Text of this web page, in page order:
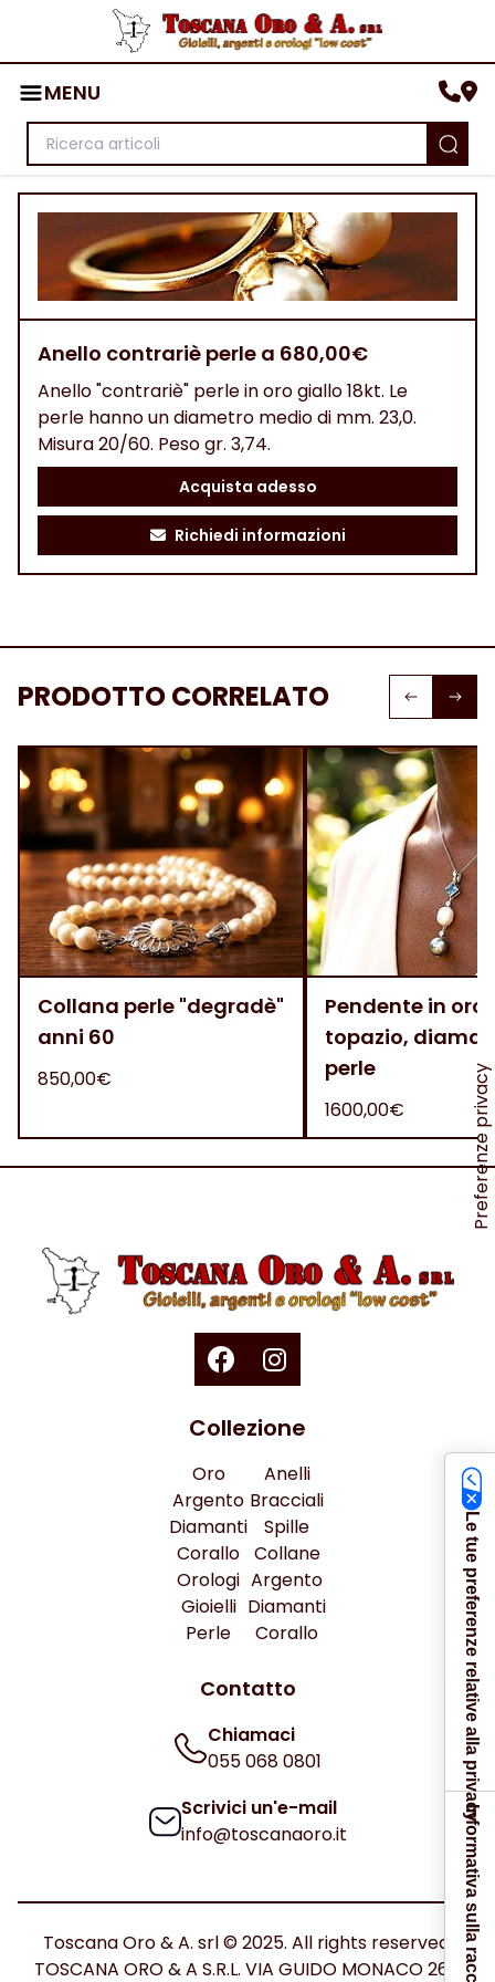
MENU
Anello contrariè perle a 680,00€
Anello "contrariè" perle in oro giallo 18kt. Le
perle hanno un diametro medio di mm. 23,0.
Misura 20/60. Peso gr. 3,74.
Acquista adesso
Richiedi informazioni
PRODOTTO CORRELATO
Collana perle "degradè"
anni 60
850,00€
Pendente in oro
topazio,
perle
1600,00€
Collezione
Oro
Argento
Diamanti
Corallo
Orologi
Gioielli
Perle
Anelli
Bracciali
Spille
Collane
Argento
Diamanti
Corallo
Contatto
Chiamaci
055 068 0801
Scrivici un'e-mail
info@toscanaoro.it
Toscana Oro & A. srl © 2025. All rights reserved.
TOSCANA ORO & A S.R.L. VIA GUIDO MONACO 26C
Le tue preferenze relative alla privacy
Informativa sulla raccolta